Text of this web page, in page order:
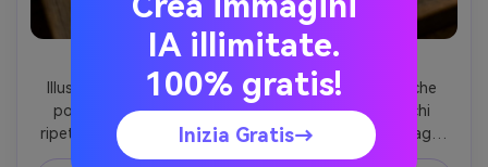
Illustrazione in stile stampa linoculto di un surfista che
porta una tavola sulla riva, onde semplificate in archi
ripetuti intagliati, sole come un cerchio grasso con raggi
tagliati, silhouette ad alto contrasto, inchiostro nero su
IA illimitate.
100% gratis!
Inizia Gratis→